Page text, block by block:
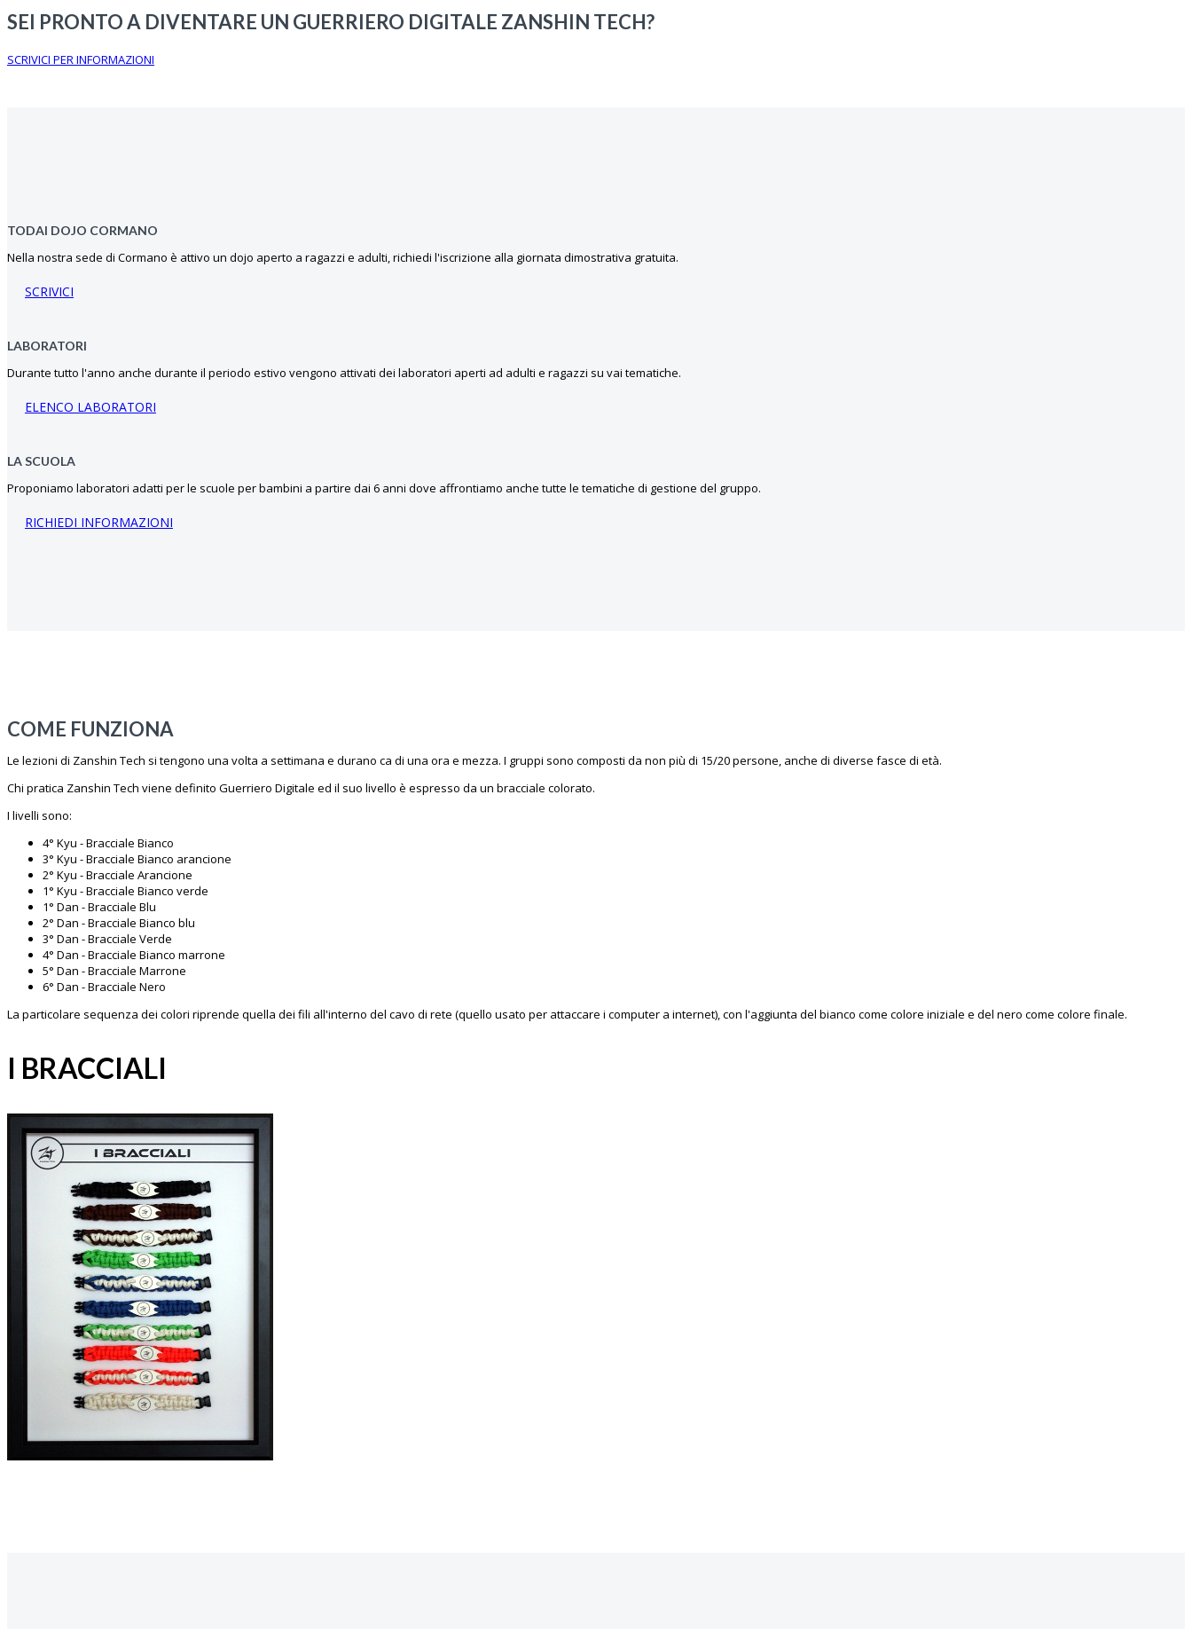
SEI PRONTO A DIVENTARE UN GUERRIERO DIGITALE ZANSHIN TECH?
SCRIVICI PER INFORMAZIONI
TODAI DOJO CORMANO
Nella nostra sede di Cormano è attivo un dojo aperto a ragazzi e adulti, richiedi l'iscrizione alla giornata dimostrativa gratuita.
SCRIVICI
LABORATORI
Durante tutto l'anno anche durante il periodo estivo vengono attivati dei laboratori aperti ad adulti e ragazzi su vai tematiche.
ELENCO LABORATORI
LA SCUOLA
Proponiamo laboratori adatti per le scuole per bambini a partire dai 6 anni dove affrontiamo anche tutte le tematiche di gestione del gruppo.
RICHIEDI INFORMAZIONI
COME FUNZIONA
Le lezioni di Zanshin Tech si tengono una volta a settimana e durano ca di una ora e mezza. I gruppi sono composti da non più di 15/20 persone, anche di diverse fasce di età.
Chi pratica Zanshin Tech viene definito Guerriero Digitale ed il suo livello è espresso da un bracciale colorato.
I livelli sono:
4° Kyu - Bracciale Bianco
3° Kyu - Bracciale Bianco arancione
2° Kyu - Bracciale Arancione
1° Kyu - Bracciale Bianco verde
1° Dan - Bracciale Blu
2° Dan - Bracciale Bianco blu
3° Dan - Bracciale Verde
4° Dan - Bracciale Bianco marrone
5° Dan - Bracciale Marrone
6° Dan - Bracciale Nero
La particolare sequenza dei colori riprende quella dei fili all'interno del cavo di rete (quello usato per attaccare i computer a internet), con l'aggiunta del bianco come colore iniziale e del nero come colore finale.
I BRACCIALI